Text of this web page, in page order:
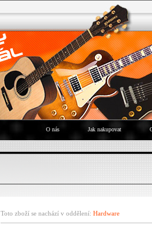
O nás Jak nakupovat
Toto zboží se nachází v oddělení: Hardware